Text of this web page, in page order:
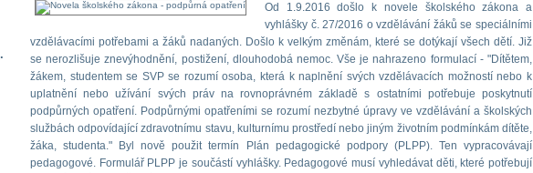
.
Od 1.9.2016 došlo k novele školského zákona a
vyhlášky č. 27/2016 o vzdělávání žáků se speciálními
vzdělávacími potřebami a žáků nadaných. Došlo k velkým změnám, které se dotýkají všech dětí. Již
se nerozlišuje znevýhodnění, postižení, dlouhodobá nemoc. Vše je nahrazeno formulací - "Dítětem,
žákem, studentem se SVP se rozumí osoba, která k naplnění svých vzdělávacích možností nebo k
uplatnění nebo užívání svých práv na rovnoprávném základě s ostatními potřebuje poskytnutí
podpůrných opatření. Podpůrnými opatřeními se rozumí nezbytné úpravy ve vzdělávání a školských
službách odpovídající zdravotnímu stavu, kulturnímu prostředí nebo jiným životním podmínkám dítěte,
žáka, studenta." Byl nově použit termín Plán pedagogické podpory (PLPP). Ten vypracovávají
pedagogové. Formulář PLPP je součástí vyhlášky. Pedagogové musí vyhledávat děti, které potřebují